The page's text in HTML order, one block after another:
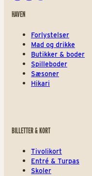
Facebook
Instagram
Youtube
HAVEN
Forlystelser
Mad og drikke
Butikker & boder
Spilleboder
Sæsoner
Hikari
BILLETTER & KORT
Tivolikort
Entré & Turpas
Skoler